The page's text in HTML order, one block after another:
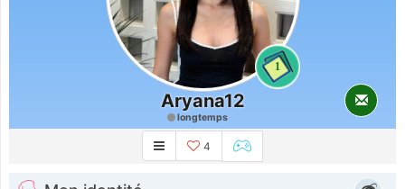
1
Aryana12
longtemps
4